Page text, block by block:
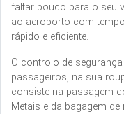
faltar pouco para o seu
ao aeroporto com
rápido e eficiente.
O controlo de
passageiros, na sua
consiste na passagem
Metais e da bagagem